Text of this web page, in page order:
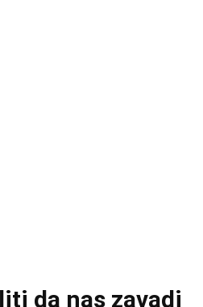
da nas zavadi